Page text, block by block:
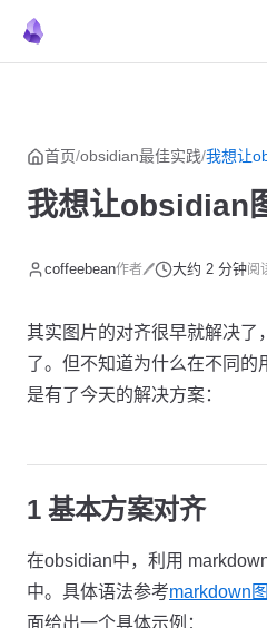
Skip to content
首页/obsidian最佳实践/我想让
我想让obsidian
coffeebean作者🖊 大约 2 分钟阅
其实图片的对齐很早就解决了
了。但不知道为什么在不同的
是有了今天的解决方案：
1 基本方案对齐
在obsidian中，利用
中。具体语法参考markdown
面给出一个具体示例：